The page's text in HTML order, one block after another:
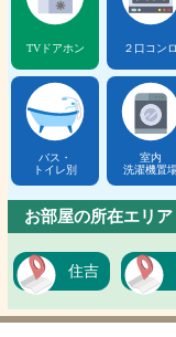
TVドアホン ２口コンロ
バス・
トイレ別
室内
洗濯機置
お部屋の所在エリア
住吉